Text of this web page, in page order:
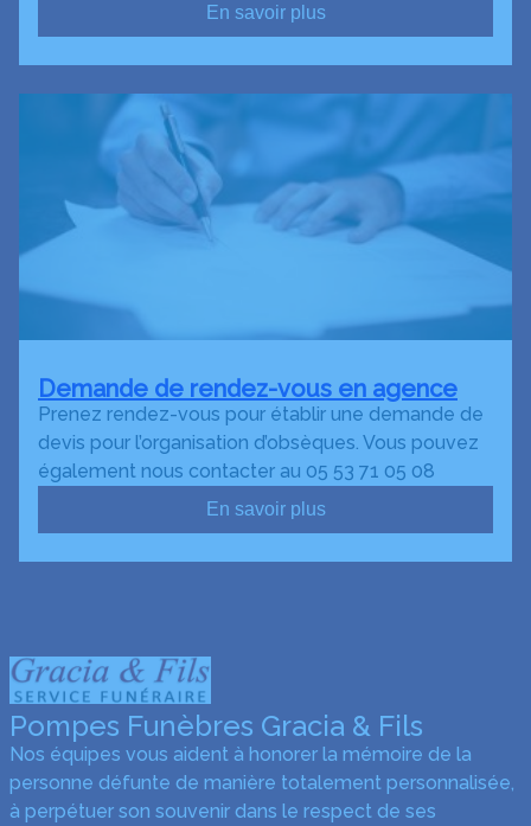
En savoir plus
Demande de rendez-vous en agence
Prenez rendez-vous pour établir une demande de
devis pour l’organisation d’obsèques. Vous pouvez
également nous contacter au 05 53 71 05 08
En savoir plus
Pompes Funèbres Gracia & Fils
Nos équipes vous aident à honorer la mémoire de la
personne défunte de manière totalement personnalisée,
à perpétuer son souvenir dans le respect de ses